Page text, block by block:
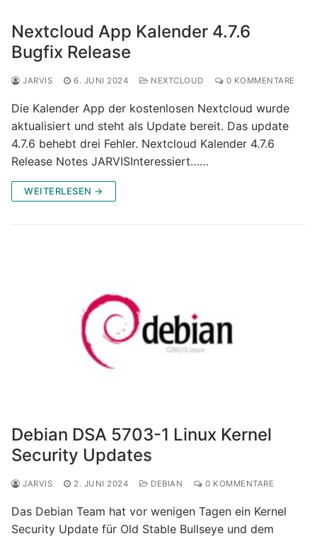
Nextcloud App Kalender 4.7.6
Bugfix Release
JARVIS 6. JUNI 2024 NEXTCLOUD 0 KOMMENTARE
Die Kalender App der kostenlosen Nextcloud wurde
aktualisiert und steht als Update bereit. Das update
4.7.6 behebt drei Fehler. Nextcloud Kalender 4.7.6
Release Notes JARVISInteressiert……
WEITERLESEN →
Debian DSA 5703-1 Linux Kernel
Security Updates
JARVIS 2. JUNI 2024 DEBIAN 0 KOMMENTARE
Das Debian Team hat vor wenigen Tagen ein Kernel
Security Update für Old Stable Bullseye und dem